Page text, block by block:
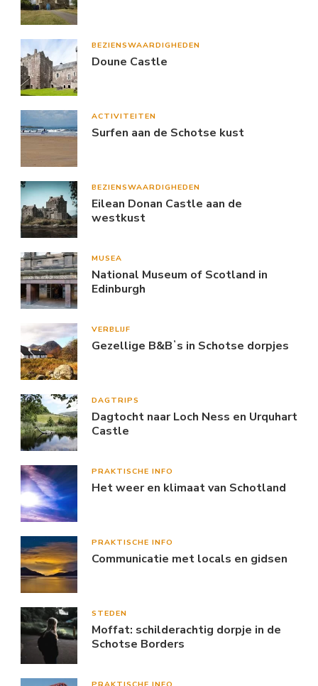
BEZIENSWAARDIGHEDEN
Doune Castle
ACTIVITEITEN
Surfen aan de Schotse kust
BEZIENSWAARDIGHEDEN
Eilean Donan Castle aan de
westkust
MUSEA
National Museum of Scotland in
Edinburgh
VERBLIJF
Gezellige B&Bʼs in Schotse dorpjes
DAGTRIPS
Dagtocht naar Loch Ness en Urquhart
Castle
PRAKTISCHE INFO
Het weer en klimaat van Schotland
PRAKTISCHE INFO
Communicatie met locals en gidsen
STEDEN
Moffat: schilderachtig dorpje in de
Schotse Borders